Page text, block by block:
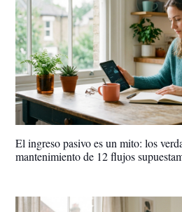
El ingreso pasivo es un mito: los
mantenimiento de 12 flujos